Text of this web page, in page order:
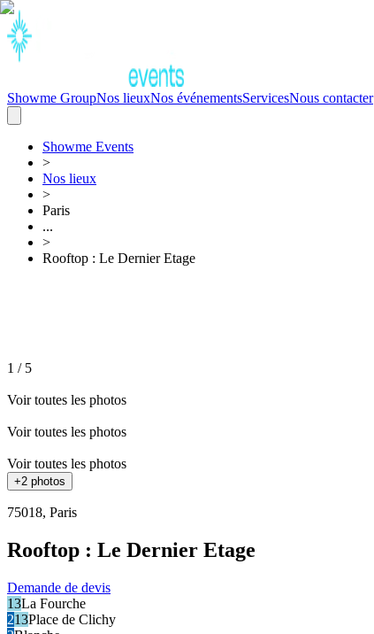
Showme GroupNos lieuxNos événementsServicesNous contacter
Showme Events
>
Nos lieux
>
Paris
...
>
Rooftop : Le Dernier Etage
1 / 5
Voir toutes les photos
Voir toutes les photos
Voir toutes les photos
+2 photos
75018, Paris
Rooftop : Le Dernier Etage
Demande de devis
13La Fourche
213Place de Clichy